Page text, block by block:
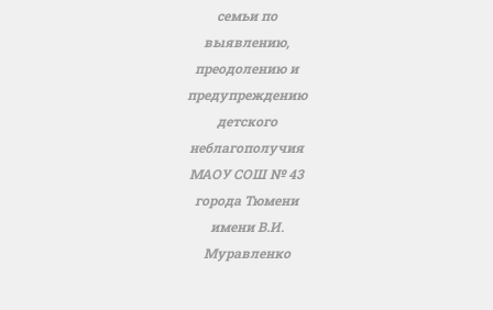
семьи по
выявлению,
преодолению и
предупреждению
детского
неблагополучия
МАОУ СОШ № 43
города Тюмени
имени В.И.
Муравленко